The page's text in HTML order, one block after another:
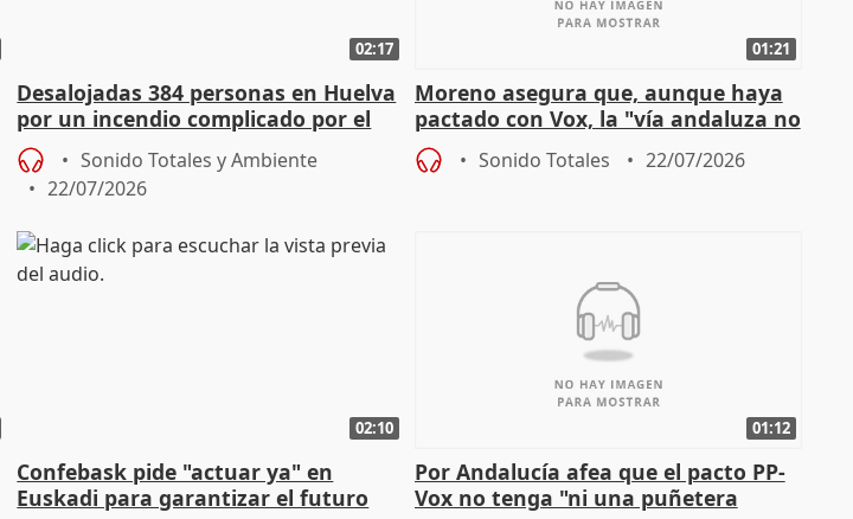
02:17
Desalojadas 384 personas en Huelva
por un incendio complicado por el
viento
Sonido Totales y Ambiente
22/07/2026
01:21
Moreno asegura que, aunque haya
pactado con Vox, la "vía andaluza no
ha muerto" ni él va a "cambiar"
Sonido Totales 22/07/2026
02:10
Confebask pide "actuar ya" en
Euskadi para garantizar el futuro
01:12
Por Andalucía afea que el pacto PP-
Vox no tenga "ni una puñetera